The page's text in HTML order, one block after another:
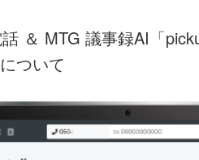
＆ MTG 議事録AI「
ついて